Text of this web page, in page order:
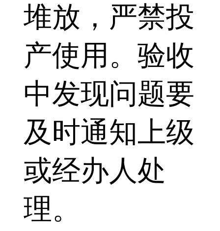
堆放，严禁投
产使用。验收
中发现问题要
及时通知上级
或经办人处
理。